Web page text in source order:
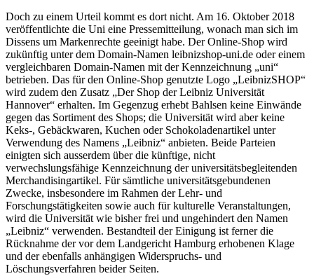
Doch zu einem Urteil kommt es dort nicht. Am 16. Oktober 2018
veröffentlichte die Uni eine Pressemitteilung, wonach man sich im
Dissens um Markenrechte geeinigt habe. Der Online-Shop wird
zukünftig unter dem Domain-Namen leibnizshop-uni.de oder einem
vergleichbaren Domain-Namen mit der Kennzeichnung „uni“
betrieben. Das für den Online-Shop genutzte Logo „LeibnizSHOP“
wird zudem den Zusatz „Der Shop der Leibniz Universität
Hannover“ erhalten. Im Gegenzug erhebt Bahlsen keine Einwände
gegen das Sortiment des Shops; die Universität wird aber keine
Keks-, Gebäckwaren, Kuchen oder Schokoladenartikel unter
Verwendung des Namens „Leibniz“ anbieten. Beide Parteien
einigten sich ausserdem über die künftige, nicht
verwechslungsfähige Kennzeichnung der universitätsbegleitenden
Merchandisingartikel. Für sämtliche universitätsgebundenen
Zwecke, insbesondere im Rahmen der Lehr- und
Forschungstätigkeiten sowie auch für kulturelle Veranstaltungen,
wird die Universität wie bisher frei und ungehindert den Namen
„Leibniz“ verwenden. Bestandteil der Einigung ist ferner die
Rücknahme der vor dem Landgericht Hamburg erhobenen Klage
und der ebenfalls anhängigen Widerspruchs- und
Löschungsverfahren beider Seiten.